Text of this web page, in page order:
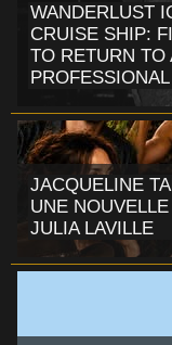
WANDERLUST
CRUISE SHIP:
TO RETURN TO
JACQUELINE
UNE
JULIA LAVILLE